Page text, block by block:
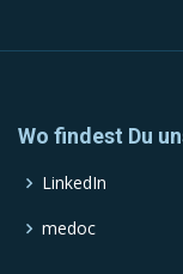
Wo findest Du
LinkedIn
medoc